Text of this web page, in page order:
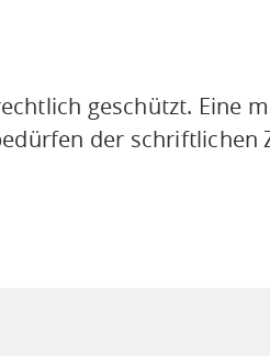
geschützt. Eine
der schriftlichen